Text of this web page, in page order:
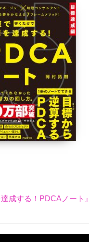
成する！PDCAノート』